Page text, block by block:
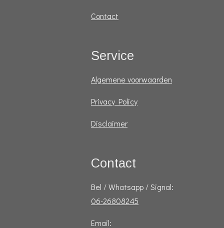
Contact
Service
Algemene voorwaarden
Privacy Policy
Disclaimer
Contact
Bel / Whatsapp / Signal:
06-26808245
Email: